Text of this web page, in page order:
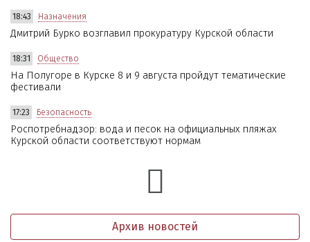
18:43 Назначения
Дмитрий Бурко возглавил прокуратуру Курской области
18:31 Общество
На Полугоре в Курске 8 и 9 августа пройдут тематические
фестивали
17:23 Безопасность
Роспотребнадзор: вода и песок на официальных пляжах
Курской области соответствуют нормам
Архив новостей